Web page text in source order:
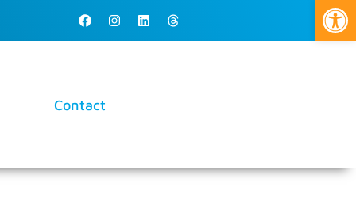
Ouvrir
Contact